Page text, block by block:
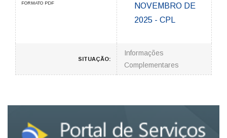
FORMATO PDF
NOVEMBRO DE
2025 - CPL
SITUAÇÃO:
Informações
Complementares